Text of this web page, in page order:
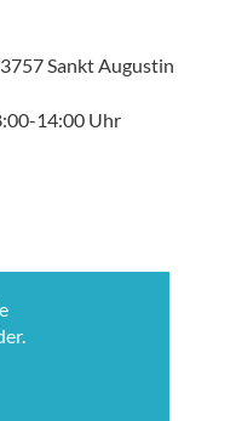
Sankt Augustin
14:00 Uhr